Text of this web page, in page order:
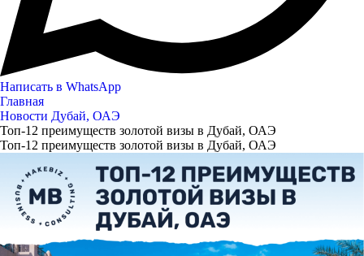
Написать в WhatsApp
Главная
Новости Дубай, ОАЭ
Топ-12 преимуществ золотой визы в Дубай, ОАЭ
Топ-12 преимуществ золотой визы в Дубай, ОАЭ